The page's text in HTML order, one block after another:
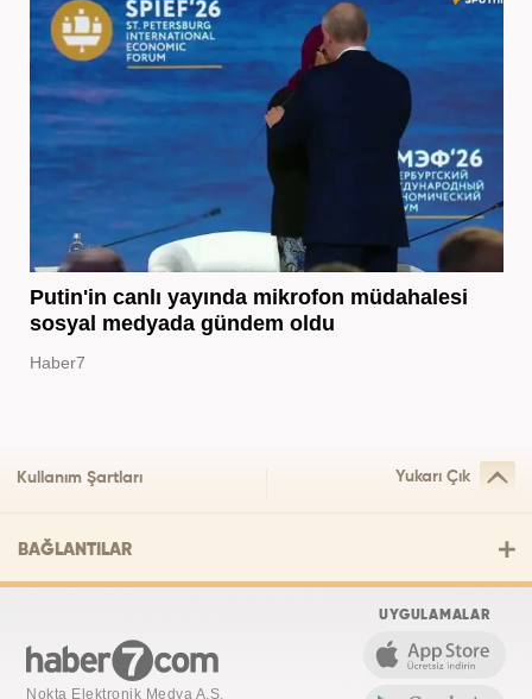
Putin'in canlı yayında mikrofon müdahalesi
sosyal medyada gündem oldu
Haber7
Kullanım Şartları Yukarı Çık
BAĞLANTILAR
Nokta Elektronik Medya A.Ş.
UYGULAMALAR